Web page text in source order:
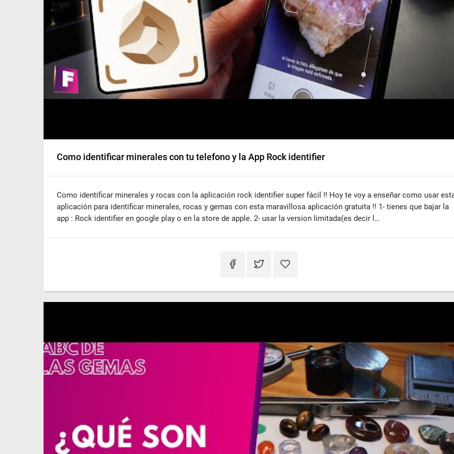
Como identificar minerales con tu telefono y la App Rock identifier
Como identificar minerales y rocas con la aplicación rock identifier super fácil !! Hoy te voy a enseñar como usar
aplicación para identificar minerales, rocas y gemas con esta maravillosa aplicación gratuita !! 1- tienes que bajar la
app : Rock identifier en google play o en la store de apple. 2- usar la version limitada(es decir l…